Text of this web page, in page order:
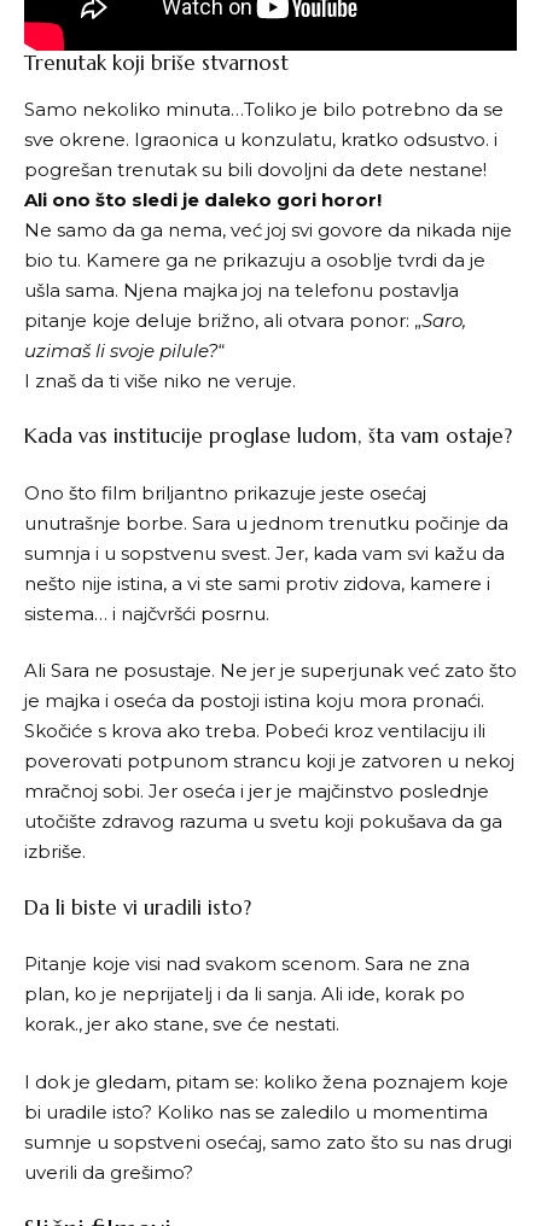
Trenutak koji briše stvarnost
Samo nekoliko minuta…Toliko je bilo potrebno da se
sve okrene. Igraonica u konzulatu, kratko odsustvo. i
pogrešan trenutak su bili dovoljni da dete nestane!
Ali ono što sledi je daleko gori horor!
Ne samo da ga nema, već joj svi govore da nikada nije
bio tu. Kamere ga ne prikazuju a osoblje tvrdi da je
ušla sama. Njena majka joj na telefonu postavlja
pitanje koje deluje brižno, ali otvara ponor: „Saro,
uzimaš li svoje pilule?“
I znaš da ti više niko ne veruje.
Kada vas institucije proglase ludom, šta vam ostaje?
Ono što film briljantno prikazuje jeste osećaj
unutrašnje borbe. Sara u jednom trenutku počinje da
sumnja i u sopstvenu svest. Jer, kada vam svi kažu da
nešto nije istina, a vi ste sami protiv zidova, kamere i
sistema… i najčvršći posrnu.
Ali Sara ne posustaje. Ne jer je superjunak već zato što
je majka i oseća da postoji istina koju mora pronaći.
Skočiće s krova ako treba. Pobeći kroz ventilaciju ili
poverovati potpunom strancu koji je zatvoren u nekoj
mračnoj sobi. Jer oseća i jer je majčinstvo poslednje
utočište zdravog razuma u svetu koji pokušava da ga
izbriše.
Da li biste vi uradili isto?
Pitanje koje visi nad svakom scenom. Sara ne zna
plan, ko je neprijatelj i da li sanja. Ali ide, korak po
korak., jer ako stane, sve će nestati.
I dok je gledam, pitam se: koliko žena poznajem koje
bi uradile isto? Koliko nas se zaledilo u momentima
sumnje u sopstveni osećaj, samo zato što su nas drugi
uverili da grešimo?